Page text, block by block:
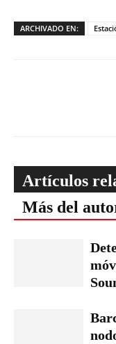
ARCHIVADO EN:
Artículos
Más del